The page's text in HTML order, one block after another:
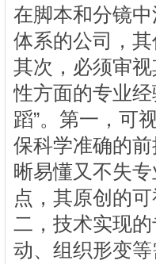
在脚本和分镜
体系的公司，
其次，必须审
性方面的专业
蹈”。第一，可
保科学准确的
晰易懂又不失
点，其原创的
二，技术实现
动、组织形变